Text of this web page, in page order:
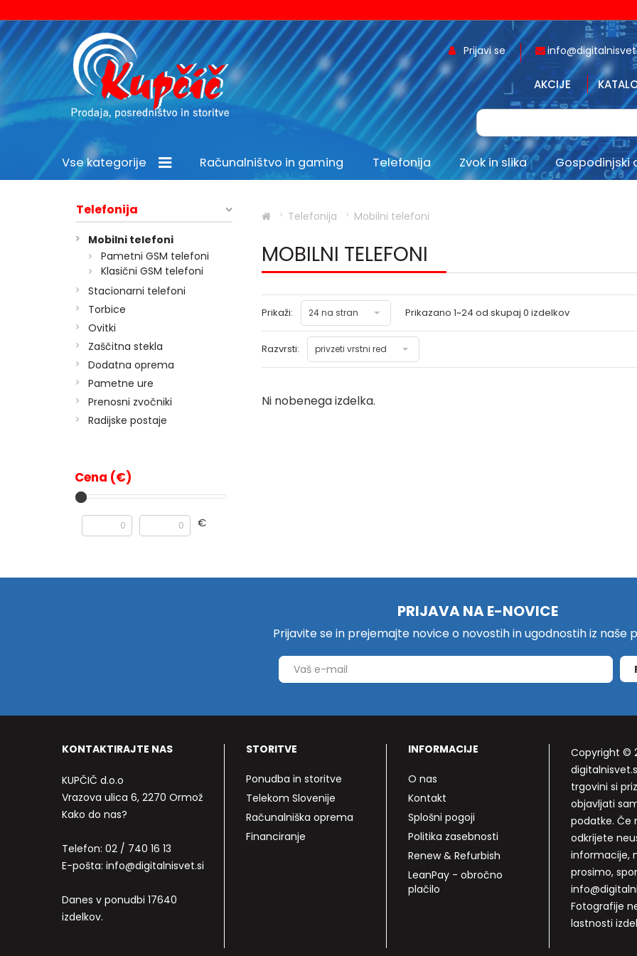
Prijavi se
AKCIJE
Vse kategorije Računalništvo in gaming Telefonija Zvok in slika Gospodinjski
Telefonija
Mobilni telefoni
Pametni GSM telefoni
Klasični GSM telefoni
Stacionarni telefoni
Torbice
Ovitki
Zaščitna stekla
Dodatna oprema
Pametne ure
Prenosni zvočniki
Radijske postaje
Cena (€)
€
Telefonija Mobilni telefoni
MOBILNI TELEFONI
Prikaži: 24 na stran Prikazano1~24 od skupaj0 izdelkov
Razvrsti: privzeti vrstni red
Ni nobenega izdelka.
PRIJAVA NA E-NOVICE
Prijavite se in prejemajte novice o novostih in ugodnostih iz naše
KONTAKTIRAJTE NAS
KUPČIČ d.o.o
Vrazova ulica 6, 2270 Ormož
Kako do nas?
Telefon: 02 / 740 16 13
E-pošta: info@digitalnisvet.si
Danes v ponudbi 17640
izdelkov.
STORITVE
Ponudba in storitve
Telekom Slovenije
Računalniška oprema
Financiranje
INFORMACIJE
O nas
Kontakt
Splošni pogoji
Politika zasebnosti
Renew & Refurbish
LeanPay - obročno
plačilo
Copyright ©
trgovini si
objavljati
podatke. Če
odkrijete
informacije,
prosimo,
Fotografije
lastnosti